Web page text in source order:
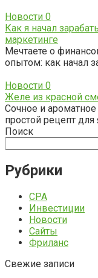
Новости 0
Как я начал
маркетинге
Мечтаете о
опытом: как начал
Новости 0
Желе из красной
Сочное и
простой рецепт для
Поиск
Рубрики
CPA
Инвестиции
Новости
Сайты
Фриланс
Свежие записи